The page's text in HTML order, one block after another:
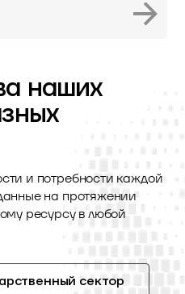
наших
и потребности каждой
на протяжении
ресурсу в любой
сектор